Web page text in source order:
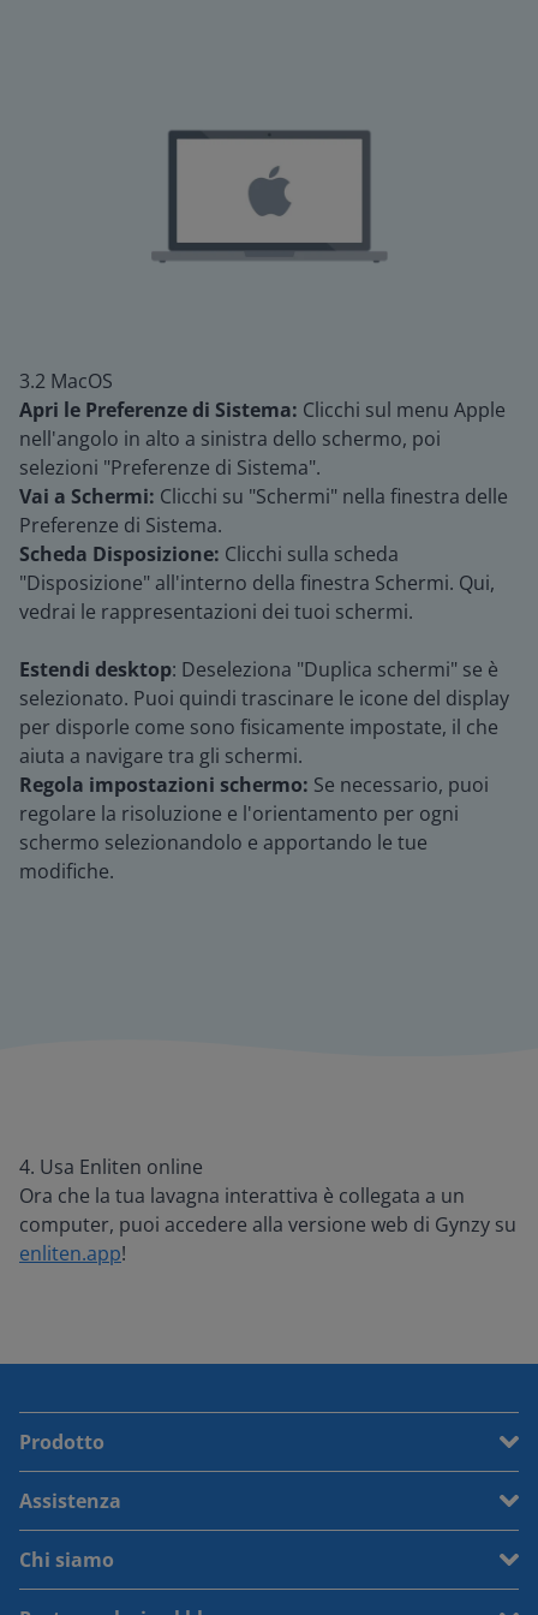
3.2 MacOS
Apri le Preferenze di Sistema: Clicchi sul menu Apple
nell'angolo in alto a sinistra dello schermo, poi
selezioni "Preferenze di Sistema".
Vai a Schermi: Clicchi su "Schermi" nella finestra delle
Preferenze di Sistema.
Scheda Disposizione: Clicchi sulla scheda
"Disposizione" all'interno della finestra Schermi. Qui,
vedrai le rappresentazioni dei tuoi schermi.
Estendi desktop: Deseleziona "Duplica schermi" se è
selezionato. Puoi quindi trascinare le icone del display
per disporle come sono fisicamente impostate, il che
aiuta a navigare tra gli schermi.
Regola impostazioni schermo: Se necessario, puoi
regolare la risoluzione e l'orientamento per ogni
schermo selezionandolo e apportando le tue
modifiche.
4. Usa Enliten online
Ora che la tua lavagna interattiva è collegata a un
computer, puoi accedere alla versione web di Gynzy su
enliten.app!
Prodotto
Assistenza
Chi siamo